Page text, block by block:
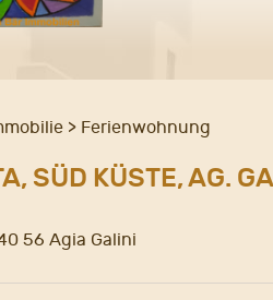
> Ferienwohnung
SÜD KÜSTE, AG.
56 Agia Galini